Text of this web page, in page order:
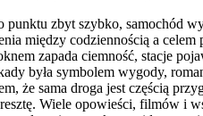
zbyt szybko, samochód
między codziennością a celem
zapada ciemność, stacje
była symbolem wygody,
że sama droga jest częścią
Wiele opowieści, filmów i